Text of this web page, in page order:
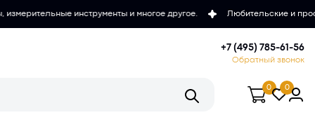
и многое другое. Любительские и проффесиональные
+7 (495) 785-61-56
Обратный звонок
0 0